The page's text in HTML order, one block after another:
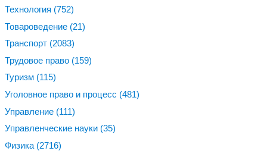
Технология (752)
Товароведение (21)
Транспорт (2083)
Трудовое право (159)
Туризм (115)
Уголовное право и процесс (481)
Управление (111)
Управленческие науки (35)
Физика (2716)